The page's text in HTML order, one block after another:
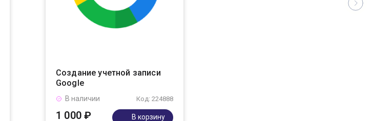
Создание учетной записи
Google
Код: 224888
В наличии
1 000 ₽ В корзину